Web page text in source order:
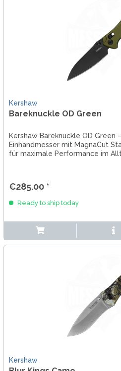
Kershaw
Bareknuckle OD Green
Kershaw Bareknuckle OD Green
Einhandmesser mit MagnaCut
für maximale Performance im
€285.00 *
Ready to ship today
Kershaw